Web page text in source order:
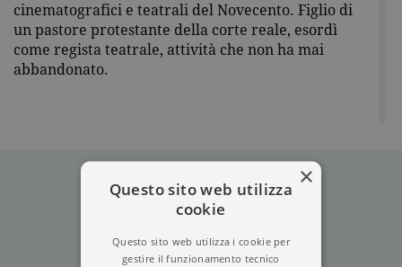
cinematografici e teatrali del Novecento. Figlio di
un pastore protestante della corte reale, esordì
come regista teatrale, attività che non ha mai
abbandonato.
×
Questo sito web utilizza
cookie
Questo sito web utilizza i cookie per
gestire il funzionamento tecnico